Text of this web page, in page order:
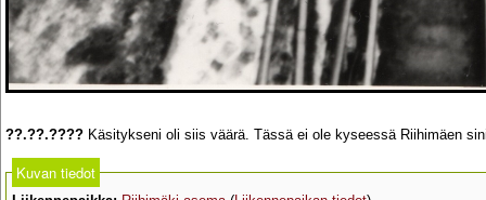
??.??.???? Käsitykseni oli siis väärä. Tässä ei ole kyseessä Riihimäen
Kuvan tiedot